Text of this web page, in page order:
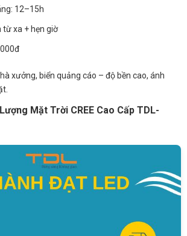
12–15h
từ xa + hẹn giờ
xưởng, biển quảng cáo – độ bền cao, ánh
Mặt Trời CREE Cao Cấp TDL-